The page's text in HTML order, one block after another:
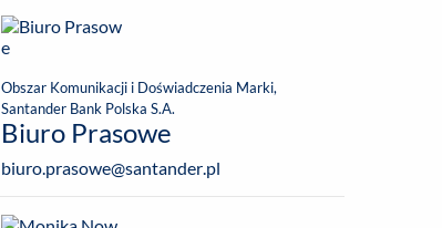
Obszar Komunikacji i Doświadczenia Marki,
Santander Bank Polska S.A.
Biuro Prasowe
biuro.prasowe@santander.pl